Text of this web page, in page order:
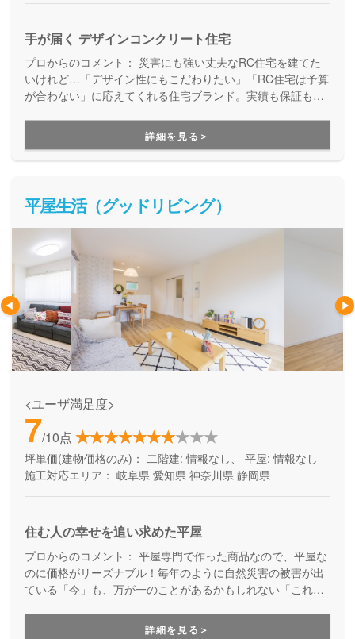
手が届く デザインコンクリート住宅
プロからのコメント： 災害にも強い丈夫なRC住宅を建てた
いけれど…「デザイン性にもこだわりたい」「RC住宅は予算
が合わない」に応えてくれる住宅ブランド。実績も保証も万
詳細を見る＞
平屋生活（グッドリビング）
<ユーザ満足度>
7/10点
坪単価(建物価格のみ)： 二階建: 情報なし、 平屋: 情報なし
施工対応エリア： 岐阜県 愛知県 神奈川県 静岡県
住む人の幸せを追い求めた平屋
プロからのコメント： 平屋専門で作った商品なので、平屋な
のに価格がリーズナブル！毎年のように自然災害の被害が出
ている「今」も、万が一のことがあるかもしれない「これか
にはぜひおすすめです。詳細を見る＞